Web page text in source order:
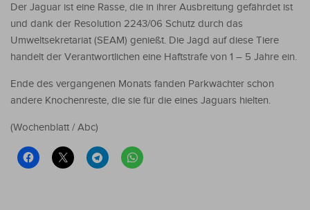
Der Jaguar ist eine Rasse, die in ihrer Ausbreitung gefährdet ist
und dank der Resolution 2243/06 Schutz durch das
Umweltsekretariat (SEAM) genießt. Die Jagd auf diese Tiere
handelt der Verantwortlichen eine Haftstrafe von 1 – 5 Jahre ein.
Ende des vergangenen Monats fanden Parkwächter schon
andere Knochenreste, die sie für die eines Jaguars hielten.
(Wochenblatt / Abc)